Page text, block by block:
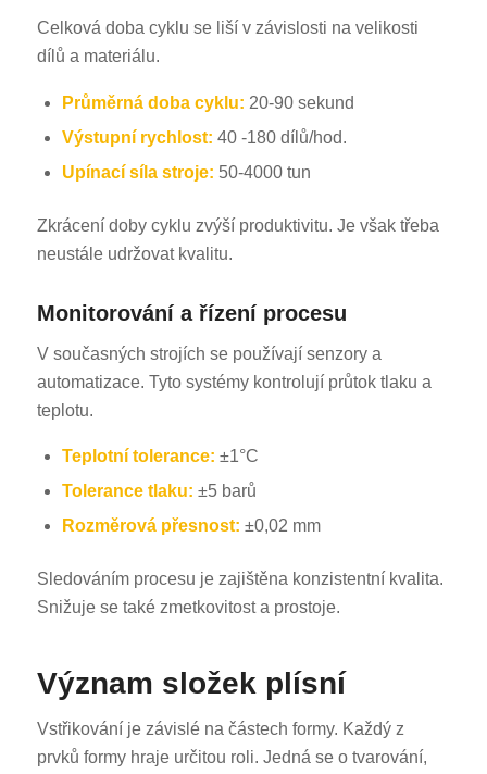
Celková doba cyklu se liší v závislosti na velikosti
dílů a materiálu.
Průměrná doba cyklu: 20-90 sekund
Výstupní rychlost: 40 -180 dílů/hod.
Upínací síla stroje: 50-4000 tun
Zkrácení doby cyklu zvýší produktivitu. Je však třeba
neustále udržovat kvalitu.
Monitorování a řízení procesu
V současných strojích se používají senzory a
automatizace. Tyto systémy kontrolují průtok tlaku a
teplotu.
Teplotní tolerance: ±1°C
Tolerance tlaku: ±5 barů
Rozměrová přesnost: ±0,02 mm
Sledováním procesu je zajištěna konzistentní kvalita.
Snižuje se také zmetkovitost a prostoje.
Význam složek plísní
Vstřikování je závislé na částech formy. Každý z
prvků formy hraje určitou roli. Jedná se o tvarování,